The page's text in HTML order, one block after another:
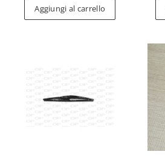
Aggiungi al carrello